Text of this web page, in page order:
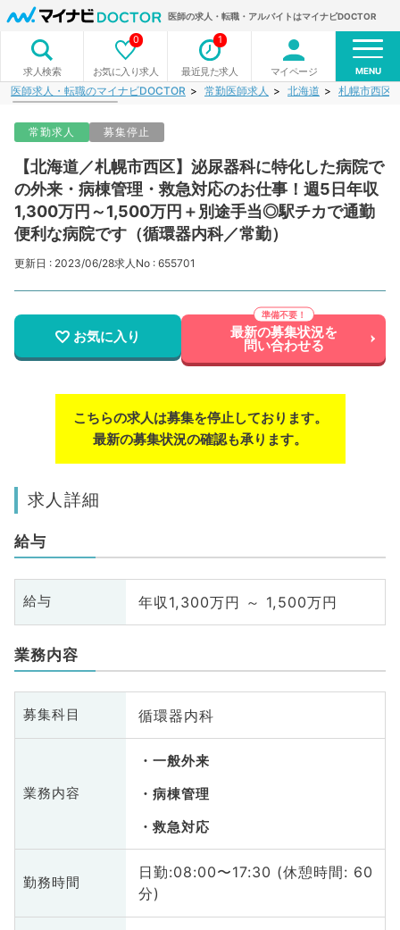
医師の求人・転職・アルバイトはマイナビDOCTOR
求人検索 お気に入り求人
0
最近見た求人
1
マイページ MENU
医師求人・転職のマイナビDOCTOR 常勤医師求人 北海道 札幌市西区
常勤求人 募集停止
【北海道／札幌市西区】泌尿器科に特化した病院で
の外来・病棟管理・救急対応のお仕事！週5日年収
1,300万円～1,500万円＋別途手当◎駅チカで通勤
便利な病院です（循環器内科／常勤）
更新日 : 2023/06/28求人No : 655701
お気に入り 最新の募集状況を
問い合わせる
こちらの求人は募集を停止しております。
最新の募集状況の確認も承ります。
求人詳細
給与
給与 年収1,300万円 ～ 1,500万円
業務内容
募集科目 循環器内科
業務内容
一般外来
病棟管理
救急対応
勤務時間
日勤:08:00〜17:30 (休憩時間: 60
分)